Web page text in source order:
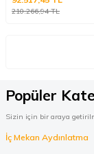
210.266,94TL
Popüler
Sizin için bir araya
İç Mekan Aydınlatma